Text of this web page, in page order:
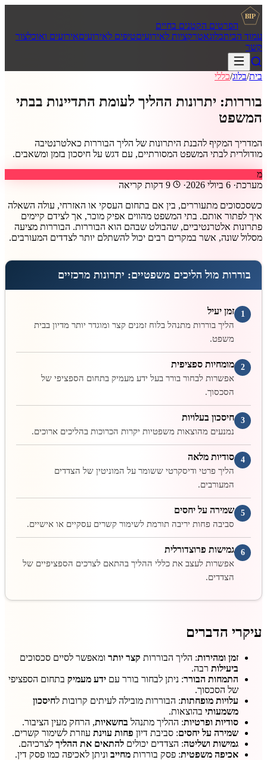
BIP
הפרטים הקטנים בחיים
עמוד הביתבלוגאטרקציות לאירועיםטיפים לאירועיםאירועים ואוכלצור
קשר
בית/בלוג/כללי
בוררות: יתרונות ההליך לעומת התדיינות בבתי
המשפט
המדריך המקיף להבנת היתרונות של הליך הבוררות כאלטרנטיבה
מודולרית לבתי המשפט המסורתיים, עם דגש על חיסכון בזמן ומשאבים.
מ
מערכת· 6 ביולי 2026 ·
9 דקות קריאה
כשסכסוכים מתעוררים, בין אם בתחום העסקי או האזרחי, עולה השאלה
איך לפתור אותם. בתי המשפט מהווים אפיק מוכר, אך לצידם קיימים
פתרונות אלטרנטיביים, שהבולט שבהם הוא הבוררות. הבוררות מציעה
מסלול שונה, אשר במקרים רבים יכול להשתלם יותר לצדדים המעורבים.
בוררות מול הליכים משפטיים: יתרונות מרכזיים
1
זמן יעיל
הליך בוררות מתנהל בלוח זמנים קצר ומוגדר יותר מדיון בבית
משפט.
2
מומחיות ספציפית
אפשרות לבחור בורר בעל ידע מעמיק בתחום הספציפי של
הסכסוך.
3
חיסכון בעלויות
נמנעים מהוצאות משפטיות יקרות הכרוכות בהליכים ארוכים.
4
סודיות מלאה
הליך פרטי ודיסקרטי ששומר על המוניטין של הצדדים
המעורבים.
5
שמירה על יחסים
סביבה פחות יריבה תורמת לשימור קשרים עסקיים או אישיים.
6
גמישות פרוצדורלית
אפשרות לעצב את כללי ההליך בהתאם לצרכים הספציפיים של
הצדדים.
עיקרי הדברים
זמן ומהירות: הליך הבוררות קצר יותר ומאפשר לסיים סכסוכים
ביעילות רבה.
התמחות הבורר: ניתן לבחור בורר עם ידע מעמיק בתחום הספציפי
של הסכסוך.
עלויות מופחתות: הבוררות מובילה לעיתים קרובות לחיסכון
משמעותי בהוצאות.
סודיות ופרטיות: ההליך מתנהל בחשאיות, הרחק מעין הציבור.
שמירה על יחסים: סביבת דיון פחות עוינת עוזרת לשימור קשרים.
גמישות ושליטה: הצדדים יכולים להתאים את ההליך לצרכיהם.
אכיפה משפטית: פסק בוררות מחייב וניתן לאכיפה כמו פסק דין.